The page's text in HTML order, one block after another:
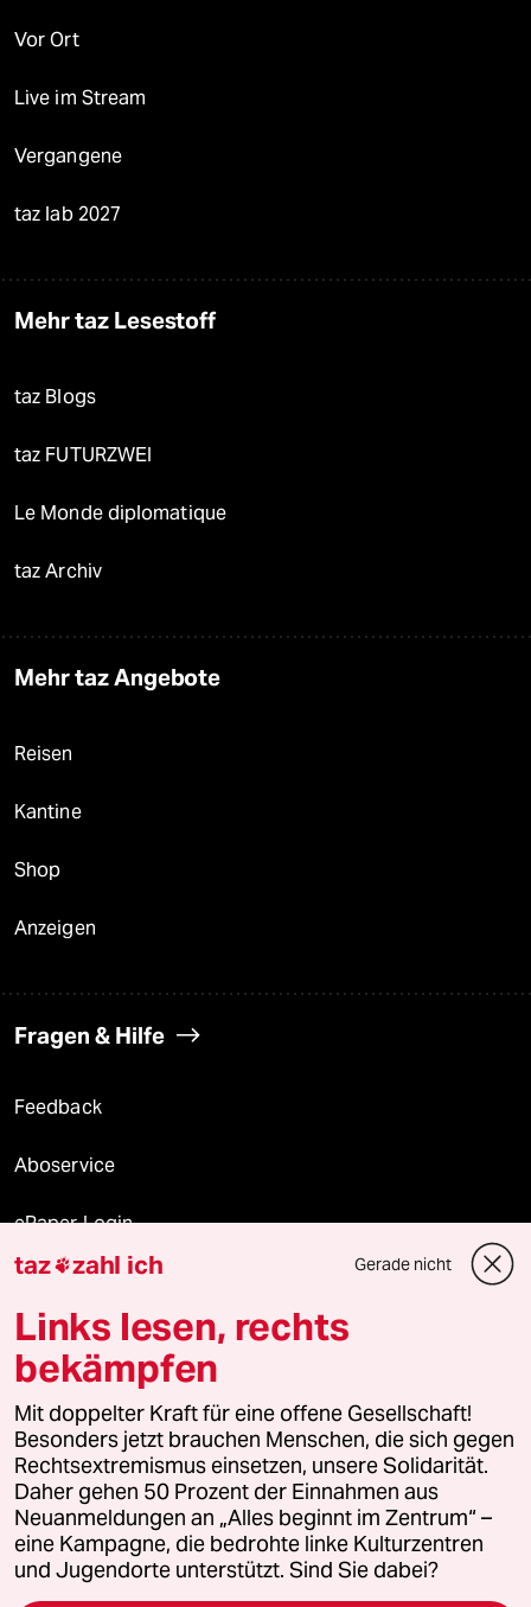
Vor Ort
Live im Stream
Vergangene
taz lab 2027
Mehr taz Lesestoff
taz Blogs
taz FUTURZWEI
Le Monde diplomatique
taz Archiv
Mehr taz Angebote
Reisen
Kantine
Shop
Anzeigen
Fragen & Hilfe
Feedback
Aboservice
ePaper Login
Downloads für Abonnierende
© 2026 taz Verlags und Vertriebs GmbH
Alle Rechte vorbehalten. Bei rechtlichen Fragen oder für Genehmigungen
wenden Sie sich bitte an lizenzen@taz.de
Feedback Redaktionsstatut Kommune-Richtlinien
Leitlinie Informant Datenschutz Impressum AGB
taz zahl ich Gerade nicht
Links lesen, rechts
bekämpfen
Mit doppelter Kraft für eine offene Gesellschaft!
Besonders jetzt brauchen Menschen, die sich gegen
Rechtsextremismus einsetzen, unsere Solidarität.
Daher gehen 50 Prozent der Einnahmen aus
Neuanmeldungen an „Alles beginnt im Zentrum“ –
eine Kampagne, die bedrohte linke Kulturzentren
und Jugendorte unterstützt. Sind Sie dabei?